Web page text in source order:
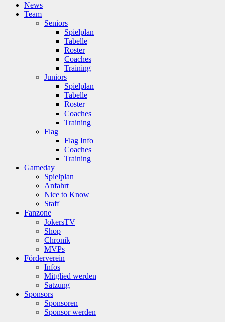
News
Team
Seniors
Spielplan
Tabelle
Roster
Coaches
Training
Juniors
Spielplan
Tabelle
Roster
Coaches
Training
Flag
Flag Info
Coaches
Training
Gameday
Spielplan
Anfahrt
Nice to Know
Staff
Fanzone
JokersTV
Shop
Chronik
MVPs
Förderverein
Infos
Mitglied werden
Satzung
Sponsors
Sponsoren
Sponsor werden